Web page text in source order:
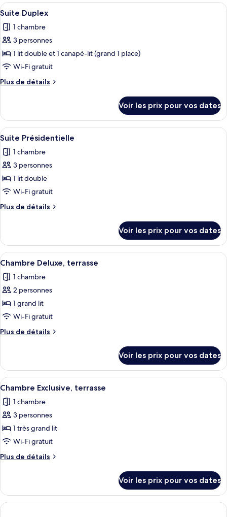
de
Suite
Exécutive
Afficher
toutes
les
photos
pour
ce
type
de
Suite
Duplex
Un salon moderne avec un canapé
6
Suite Duplex
1 chambre
3 personnes
1 lit double et 1 canapé-lit (grand 1 place)
Wi-Fi gratuit
Plus de détails
Plus
le
type
de
Suite
Duplex
Voir les prix pour vos dates
Afficher
toutes
les
photos
pour
ce
type
de
Suite
Présidentielle
Une chambre moderne avec un
7
Suite Présidentielle
1 chambre
3 personnes
1 lit double
Wi-Fi gratuit
Plus de détails
Plus
le
type
de
Suite
Présidentielle
Voir les prix pour vos dates
Afficher
toutes
les
photos
pour
ce
type
de
Chambre
Deluxe,
terrasse
Une chambre d’hôtel avec un lit,
5
Chambre Deluxe, terrasse
1 chambre
2 personnes
1 grand lit
Wi-Fi gratuit
Plus de détails
Plus
le
type
de
Chambre
Deluxe,
Voir les prix pour vos dates
Afficher
toutes
les
photos
pour
ce
type
de
Chambre
Exclusive,
terrasse
Une chambre d’hôtel moderne
7
Chambre Exclusive, terrasse
1 chambre
3 personnes
1 très grand lit
Wi-Fi gratuit
Plus de détails
Plus
le
type
de
Voir les prix pour vos dates